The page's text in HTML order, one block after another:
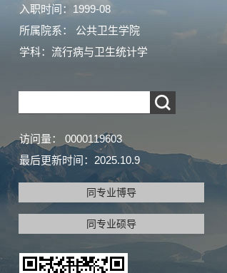
入职时间：1999-08
所属院系： 公共卫生学院
学科：流行病与卫生统计学
访问量： 0000119603
最后更新时间： 2025.10.9
同专业博导
同专业硕导